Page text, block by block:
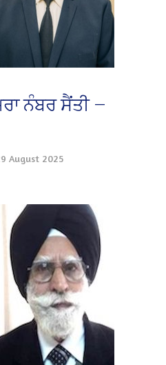
ਨੰਬਰ ਸੈਂਤੀ —
August 2025